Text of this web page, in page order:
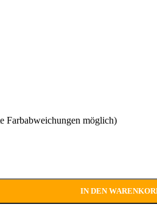
Farbabweichungen möglich)
IN DEN